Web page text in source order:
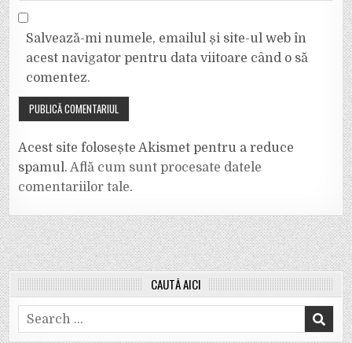
Salvează-mi numele, emailul și site-ul web în
acest navigator pentru data viitoare când o să
comentez.
Acest site folosește Akismet pentru a reduce
spamul.Află cum sunt procesate datele
comentariilor tale.
CAUTĂ AICI
Search
for: